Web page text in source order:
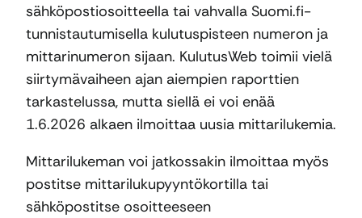
sähköpostiosoitteella tai vahvalla Suomi.fi-
tunnistautumisella kulutuspisteen numeron ja
mittarinumeron sijaan. KulutusWeb toimii vielä
siirtymävaiheen ajan aiempien raporttien
tarkastelussa, mutta siellä ei voi enää
1.6.2026 alkaen ilmoittaa uusia mittarilukemia.
Mittarilukeman voi jatkossakin ilmoittaa myös
postitse mittarilukupyyntökortilla tai
sähköpostitse osoitteeseen